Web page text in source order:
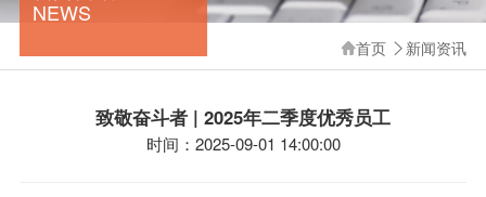
NEWS
首页  新闻资讯
致敬奋斗者 | 2025年二季度优秀员工
时间：2025-09-01 14:00:00